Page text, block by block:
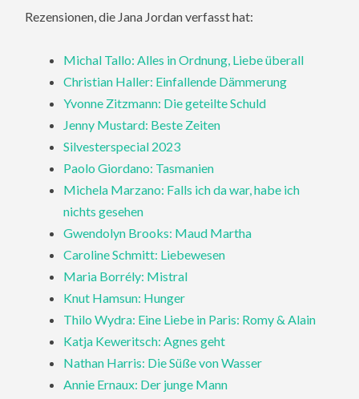
Rezensionen, die Jana Jordan verfasst hat:
Michal Tallo: Alles in Ordnung, Liebe überall
Christian Haller: Einfallende Dämmerung
Yvonne Zitzmann: Die geteilte Schuld
Jenny Mustard: Beste Zeiten
Silvesterspecial 2023
Paolo Giordano: Tasmanien
Michela Marzano: Falls ich da war, habe ich
nichts gesehen
Gwendolyn Brooks: Maud Martha
Caroline Schmitt: Liebewesen
Maria Borrély: Mistral
Knut Hamsun: Hunger
Thilo Wydra: Eine Liebe in Paris: Romy & Alain
Katja Keweritsch: Agnes geht
Nathan Harris: Die Süße von Wasser
Annie Ernaux: Der junge Mann